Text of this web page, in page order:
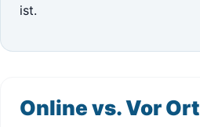
ist.
Online vs. Vor Ort